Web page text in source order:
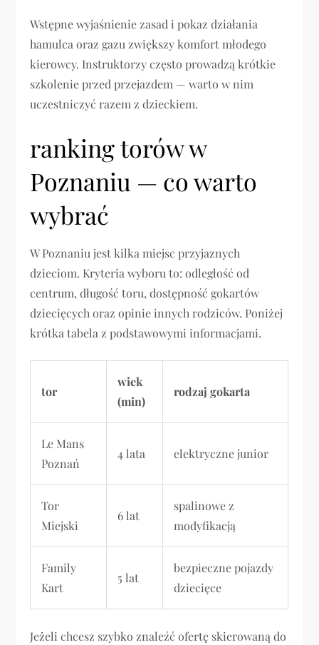
Wstępne wyjaśnienie zasad i pokaz działania
hamulca oraz gazu zwiększy komfort młodego
kierowcy. Instruktorzy często prowadzą krótkie
szkolenie przed przejazdem — warto w nim
uczestniczyć razem z dzieckiem.
ranking torów w
Poznaniu — co warto
wybrać
W Poznaniu jest kilka miejsc przyjaznych
dzieciom. Kryteria wyboru to: odległość od
centrum, długość toru, dostępność gokartów
dziecięcych oraz opinie innych rodziców. Poniżej
krótka tabela z podstawowymi informacjami.
tor
wiek
(min)
rodzaj gokarta
Le Mans
Poznań
4 lata elektryczne junior
Tor
Miejski
6 lat
spalinowe z
modyfikacją
Family
Kart
5 lat
bezpieczne pojazdy
dziecięce
Jeżeli chcesz szybko znaleźć ofertę skierowaną do